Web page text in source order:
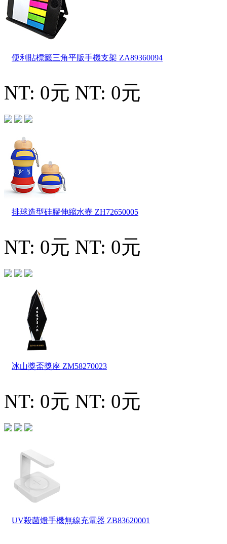
便利貼標籤三角平版手機支架 ZA89360094
NT: 0元 NT: 0元
排球造型硅膠伸縮水壺 ZH72650005
NT: 0元 NT: 0元
冰山獎盃獎座 ZM58270023
NT: 0元 NT: 0元
UV殺菌燈手機無線充電器 ZB83620001